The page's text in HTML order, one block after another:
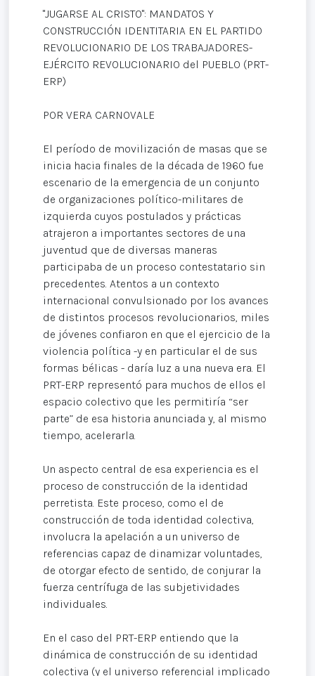
"JUGARSE AL CRISTO": MANDATOS Y
CONSTRUCCIÓN IDENTITARIA EN EL PARTIDO
REVOLUCIONARIO DE LOS TRABAJADORES-
EJÉRCITO REVOLUCIONARIO del PUEBLO (PRT-
ERP)
POR VERA CARNOVALE
El período de movilización de masas que se
inicia hacia finales de la década de 1960 fue
escenario de la emergencia de un conjunto
de organizaciones político-militares de
izquierda cuyos postulados y prácticas
atrajeron a importantes sectores de una
juventud que de diversas maneras
participaba de un proceso contestatario sin
precedentes. Atentos a un contexto
internacional convulsionado por los avances
de distintos procesos revolucionarios, miles
de jóvenes confiaron en que el ejercicio de la
violencia política -y en particular el de sus
formas bélicas - daría luz a una nueva era. El
PRT-ERP representó para muchos de ellos el
espacio colectivo que les permitiría “ser
parte” de esa historia anunciada y, al mismo
tiempo, acelerarla.
Un aspecto central de esa experiencia es el
proceso de construcción de la identidad
perretista. Este proceso, como el de
construcción de toda identidad colectiva,
involucra la apelación a un universo de
referencias capaz de dinamizar voluntades,
de otorgar efecto de sentido, de conjurar la
fuerza centrífuga de las subjetividades
individuales.
En el caso del PRT-ERP entiendo que la
dinámica de construcción de su identidad
colectiva (y el universo referencial implicado